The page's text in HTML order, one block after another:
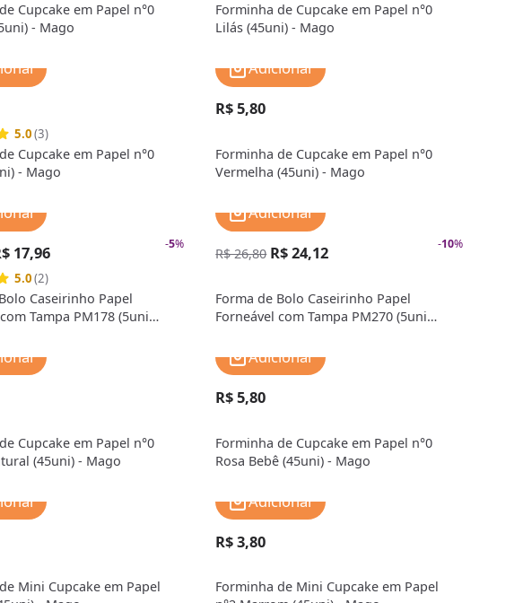
Cupcake em Papel n°0
- Mago
Forminha de Cupcake em Papel n°0
Lilás (45uni) - Mago
5.0(3)
Cupcake em Papel n°0
- Mago
R$ 5,80
Forminha de Cupcake em Papel n°0
Vermelha (45uni) - Mago
Adicionar
-5%
17,96
5.0(2)
Caseirinho Papel
Tampa PM178 (5uni
-10%
R$ 26,80 R$ 24,12
Forma de Bolo Caseirinho Papel
Forneável com Tampa PM270 (5uni
Adicionar
Cupcake em Papel n°0
(45uni) - Mago
R$ 5,80
Forminha de Cupcake em Papel n°0
Rosa Bebê (45uni) - Mago
Adicionar
Mini Cupcake em Papel
R$ 3,80
Forminha de Mini Cupcake em Papel
Adicionar